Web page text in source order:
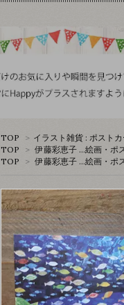
TOP > イラスト雑貨 : ポスト
TOP
> 伊藤彩恵子 …絵画・ポ
TOP
> 伊藤彩恵子 …絵画・ポ